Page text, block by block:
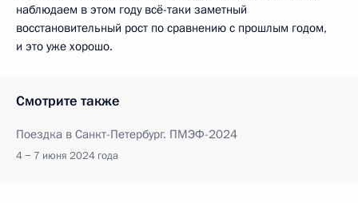
наблюдаем в этом году всё-таки заметный
восстановительный рост по сравнению с прошлым годом,
и это уже хорошо.
Смотрите также
Поездка в Санкт-Петербург. ПМЭФ-2024
4 − 7 июня 2024 года